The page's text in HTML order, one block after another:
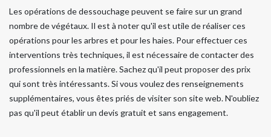
Les opérations de dessouchage peuvent se faire sur un grand
nombre de végétaux. Il est à noter qu'il est utile de réaliser ces
opérations pour les arbres et pour les haies. Pour effectuer ces
interventions très techniques, il est nécessaire de contacter des
professionnels en la matière. Sachez qu'il peut proposer des prix
qui sont très intéressants. Si vous voulez des renseignements
supplémentaires, vous êtes priés de visiter son site web. N'oubliez
pas qu'il peut établir un devis gratuit et sans engagement.